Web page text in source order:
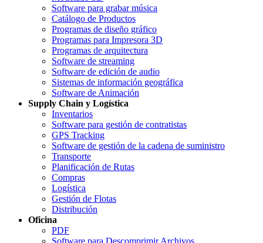
Software para grabar música
Catálogo de Productos
Programas de diseño gráfico
Programas para Impresora 3D
Programas de arquitectura
Software de streaming
Software de edición de audio
Sistemas de información geográfica
Software de Animación
Supply Chain y Logística
Inventarios
Software para gestión de contratistas
GPS Tracking
Software de gestión de la cadena de suministro
Transporte
Planificación de Rutas
Compras
Logística
Gestión de Flotas
Distribución
Oficina
PDF